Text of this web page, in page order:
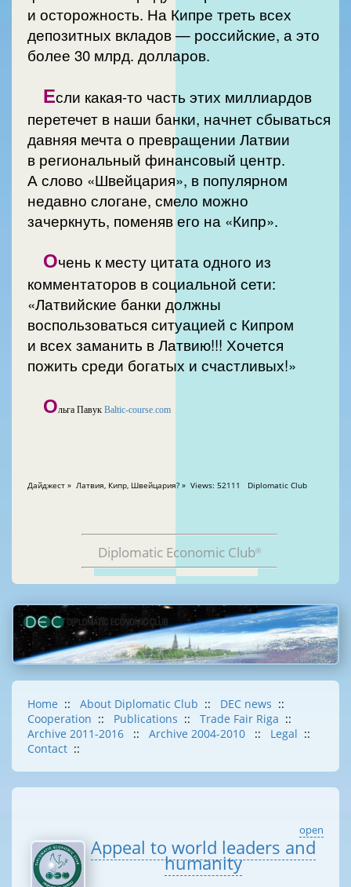
и осторожность. На Кипре треть всех
депозитных вкладов — российские, а это
более 30 млрд. долларов.
Если какая-то часть этих миллиардов
перетечет в наши банки, начнет сбываться
давняя мечта о превращении Латвии
в региональный финансовый центр.
А слово «Швейцария», в популярном
недавно слогане, смело можно
зачеркнуть, поменяв его на «Кипр».
Очень к месту цитата одного из
комментаторов в социальной сети:
«Латвийские банки должны
воспользоваться ситуацией с Кипром
и всех заманить в Латвию!!! Хочется
пожить среди богатых и счастливых!»
Ольга Павук Baltic-course.com
Дайджест » Латвия, Кипр, Швейцария? » Views: 52111 Diplomatic Club
Diplomatic Economic Club®
Home :: About Diplomatic Club :: DEC news ::
Cooperation :: Publications :: Trade Fair Riga ::
Archive 2011-2016
:: Archive 2004-2010 :: Legal ::
Contact ::
open
Appeal to world leaders and
humanity